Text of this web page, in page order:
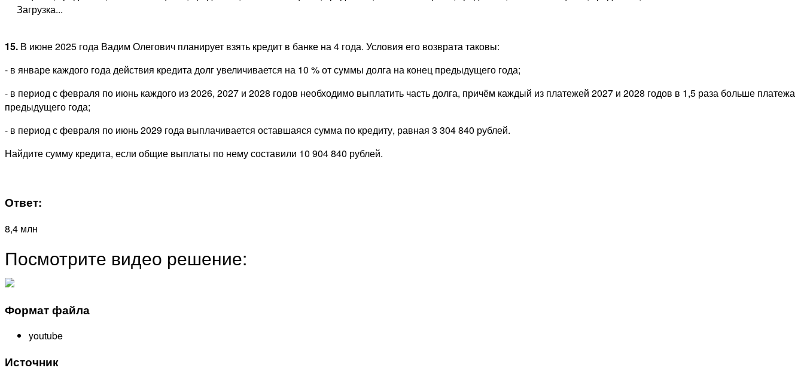
Загрузка...
15. В июне 2025 года Вадим Олегович планирует взять кредит в банке на 4 года. Условия его возврата таковы:
- в январе каждого года действия кредита долг увеличивается на 10 % от суммы долга на конец предыдущего года;
- в период с февраля по июнь каждого из 2026, 2027 и 2028 годов необходимо выплатить часть долга, причём каждый из платежей 2027 и 2028 годов в 1,5 раза больше платежа
предыдущего года;
- в период с февраля по июнь 2029 года выплачивается оставшаяся сумма по кредиту, равная 3 304 840 рублей.
Найдите сумму кредита, если общие выплаты по нему составили 10 904 840 рублей.
Ответ:
8,4 млн
Посмотрите видео решение:
Формат файла
youtube
Источник